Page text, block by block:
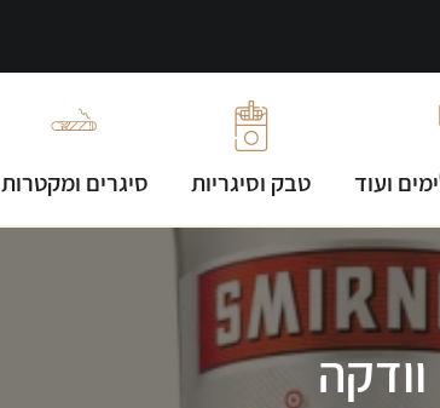
ועוד טבק וסיגריות סיגרים ומקטרות
וודקה